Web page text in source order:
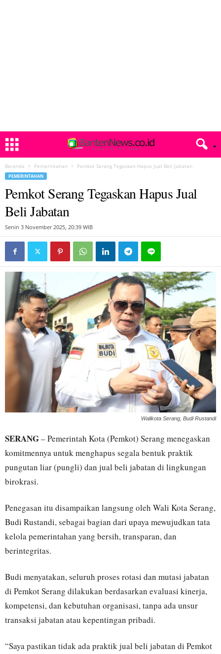
Beranda Pemerintahan Pemkot Serang Tegaskan Hapus Jual Beli Jabatan
PEMERINTAHAN
Pemkot Serang Tegaskan Hapus Jual
Beli Jabatan
Senin 3 November 2025, 20:39 WIB
Walikota Serang, Budi Rustandi
SERANG– Pemerintah Kota (Pemkot) Serang menegaskan
komitmennya untuk menghapus segala bentuk praktik
pungutan liar (pungli) dan jual beli jabatan di lingkungan
birokrasi.
Penegasan itu disampaikan langsung oleh Wali Kota Serang,
Budi Rustandi, sebagai bagian dari upaya mewujudkan tata
kelola pemerintahan yang bersih, transparan, dan
berintegritas.
Budi menyatakan, seluruh proses rotasi dan mutasi jabatan
di Pemkot Serang dilakukan berdasarkan evaluasi kinerja,
kompetensi, dan kebutuhan organisasi, tanpa ada unsur
transaksi jabatan atau kepentingan pribadi.
“Saya pastikan tidak ada praktik jual beli jabatan di Pemkot